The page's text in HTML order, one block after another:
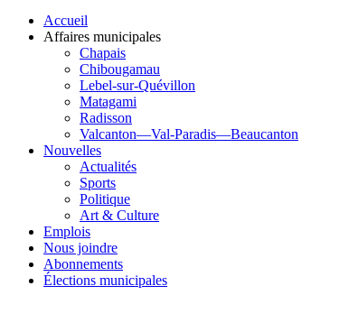
Accueil
Affaires municipales
Chapais
Chibougamau
Lebel-sur-Quévillon
Matagami
Radisson
Valcanton—Val-Paradis—Beaucanton
Nouvelles
Actualités
Sports
Politique
Art & Culture
Emplois
Nous joindre
Abonnements
Élections municipales